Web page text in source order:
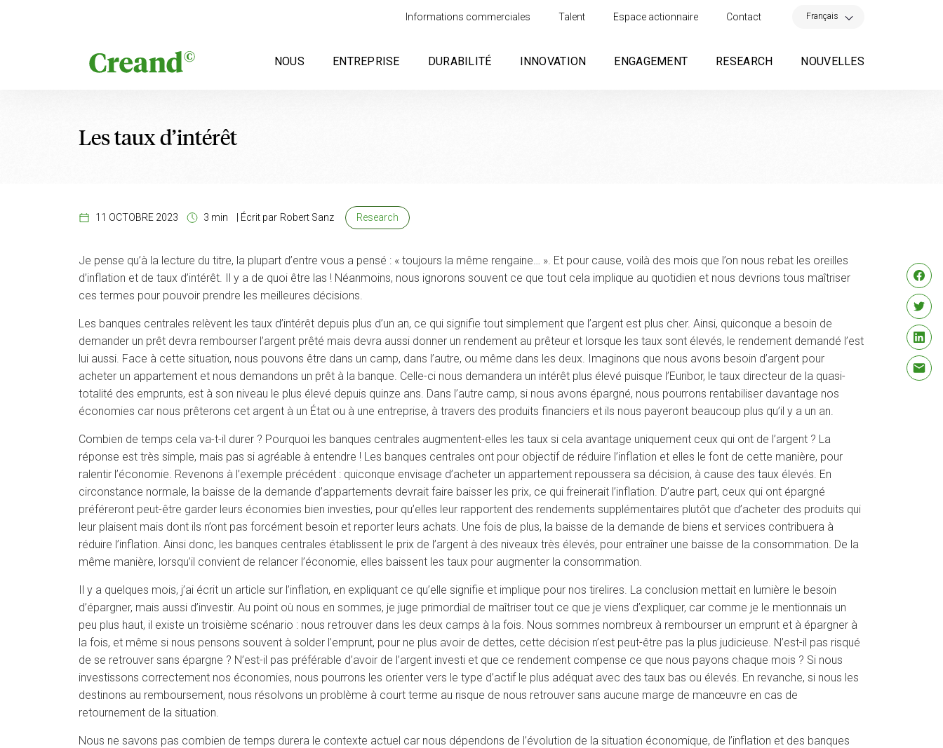
Informations commerciales Talent Espace actionnaire Contact Français
NOUS ENTREPRISE DURABILITÉ INNOVATION ENGAGEMENT RESEARCH NOUVELLES
Les taux d’intérêt
11 OCTOBRE 2023 3 min Écrit par Robert Sanz Research
Je pense qu’à la lecture du titre, la plupart d’entre vous a pensé : « toujours la même rengaine… ». Et pour cause, voilà des mois que l’on nous rebat les oreilles
d’inflation et de taux d’intérêt. Il y a de quoi être las ! Néanmoins, nous ignorons souvent ce que tout cela implique au quotidien et nous devrions tous maîtriser
ces termes pour pouvoir prendre les meilleures décisions.
Les banques centrales relèvent les taux d’intérêt depuis plus d’un an, ce qui signifie tout simplement que l’argent est plus cher. Ainsi, quiconque a besoin de
demander un prêt devra rembourser l’argent prêté mais devra aussi donner un rendement au prêteur et lorsque les taux sont élevés, le rendement demandé l’est
lui aussi. Face à cette situation, nous pouvons être dans un camp, dans l’autre, ou même dans les deux. Imaginons que nous avons besoin d’argent pour
acheter un appartement et nous demandons un prêt à la banque. Celle-ci nous demandera un intérêt plus élevé puisque l’Euribor, le taux directeur de la quasi-
totalité des emprunts, est à son niveau le plus élevé depuis quinze ans. Dans l’autre camp, si nous avons épargné, nous pourrons rentabiliser davantage nos
économies car nous prêterons cet argent à un État ou à une entreprise, à travers des produits financiers et ils nous payeront beaucoup plus qu’il y a un an.
Combien de temps cela va-t-il durer ? Pourquoi les banques centrales augmentent-elles les taux si cela avantage uniquement ceux qui ont de l’argent ? La
réponse est très simple, mais pas si agréable à entendre ! Les banques centrales ont pour objectif de réduire l’inflation et elles le font de cette manière, pour
ralentir l’économie. Revenons à l’exemple précédent : quiconque envisage d’acheter un appartement repoussera sa décision, à cause des taux élevés. En
circonstance normale, la baisse de la demande d’appartements devrait faire baisser les prix, ce qui freinerait l’inflation. D’autre part, ceux qui ont épargné
préféreront peut-être garder leurs économies bien investies, pour qu’elles leur rapportent des rendements supplémentaires plutôt que d’acheter des produits qui
leur plaisent mais dont ils n’ont pas forcément besoin et reporter leurs achats. Une fois de plus, la baisse de la demande de biens et services contribuera à
réduire l’inflation. Ainsi donc, les banques centrales établissent le prix de l’argent à des niveaux très élevés, pour entraîner une baisse de la consommation. De la
même manière, lorsqu’il convient de relancer l’économie, elles baissent les taux pour augmenter la consommation.
Il y a quelques mois, j’ai écrit un article sur l’inflation, en expliquant ce qu’elle signifie et implique pour nos tirelires. La conclusion mettait en lumière le besoin
d’épargner, mais aussi d’investir. Au point où nous en sommes, je juge primordial de maîtriser tout ce que je viens d’expliquer, car comme je le mentionnais un
peu plus haut, il existe un troisième scénario : nous retrouver dans les deux camps à la fois. Nous sommes nombreux à rembourser un emprunt et à épargner à
la fois, et même si nous pensons souvent à solder l’emprunt, pour ne plus avoir de dettes, cette décision n’est peut-être pas la plus judicieuse. N’est-il pas risqué
de se retrouver sans épargne ? N’est-il pas préférable d’avoir de l’argent investi et que ce rendement compense ce que nous payons chaque mois ? Si nous
investissons correctement nos économies, nous pourrons les orienter vers le type d’actif le plus adéquat avec des taux bas ou élevés. En revanche, si nous les
destinons au remboursement, nous résolvons un problème à court terme au risque de nous retrouver sans aucune marge de manœuvre en cas de
retournement de la situation.
Nous ne savons pas combien de temps durera le contexte actuel car nous dépendons de l’évolution de la situation économique, de l’inflation et des banques